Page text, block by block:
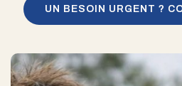
UN BESOIN URGENT ?